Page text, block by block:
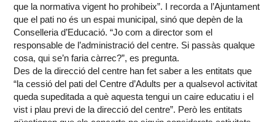
que la normativa vigent ho prohibeix”. I recorda a l’Ajuntament
que el pati no és un espai municipal, sinó que depèn de la
Conselleria d’Educació. “Jo com a director som el
responsable de l’administració del centre. Si passàs qualque
cosa, qui se’n faria càrrec?”, es pregunta.
Des de la direcció del centre han fet saber a les entitats que
“la cessió del pati del Centre d’Adults per a qualsevol activitat
queda supeditada a què aquesta tengui un caire educatiu i el
vist i plau previ de la direcció del centre”. Però les entitats